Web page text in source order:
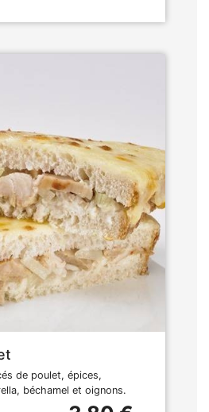
de poulet, épices,
béchamel et oignons.